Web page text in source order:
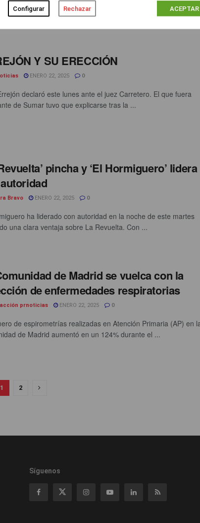
Configurar Rechazar ACEPTAR
mercados en la mañana de este miércoles. Con Donald
Y SU ERECCIÓN
ENERO 22, 2025 0
declaró este lunes ante el juez Carretero. El que fuera
de Sumar tuvo que explicarse tras la ...
pincha y ‘El Hormiguero’ lidera
Bravo ENERO 22, 2025 0
ha liderado con autoridad en la noche de este martes
una clara ventaja sobre La Revuelta. Con ...
de Madrid se vuelca con la
de enfermedades respiratorias
prnoticias ENERO 22, 2025 0
de espirometrías realizadas en Atención Primaria (AP) en
de Madrid aumentó en un 124% durante el ...
1 2
Síguenos